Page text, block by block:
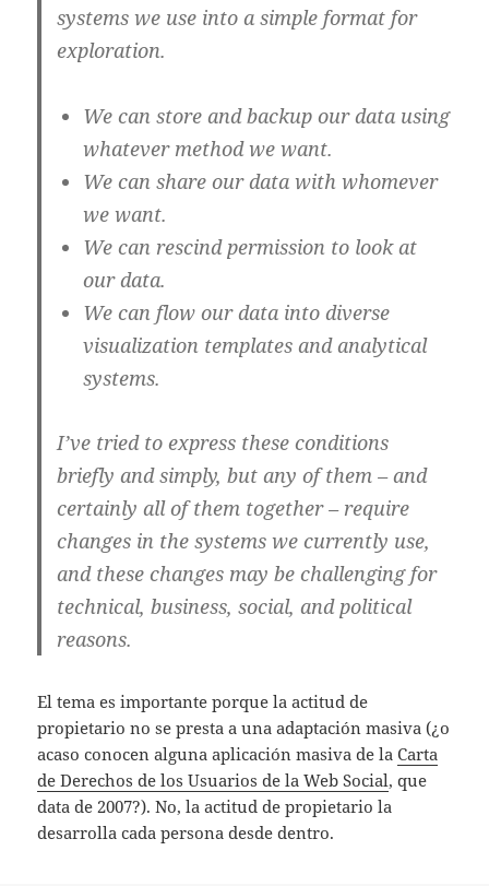
systems we use into a simple format for
exploration.
We can store and backup our data using
whatever method we want.
We can share our data with whomever
we want.
We can rescind permission to look at
our data.
We can flow our data into diverse
visualization templates and analytical
systems.
I’ve tried to express these conditions
briefly and simply, but any of them – and
certainly all of them together – require
changes in the systems we currently use,
and these changes may be challenging for
technical, business, social, and political
reasons.
El tema es importante porque la actitud de
propietario no se presta a una adaptación masiva (¿o
acaso conocen alguna aplicación masiva de laCarta
de Derechos de los Usuarios de la Web Social, que
data de 2007?). No, la actitud de propietario la
desarrolla cada persona desde dentro.